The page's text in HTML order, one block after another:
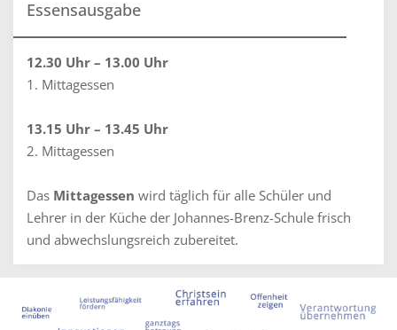
Essensausgabe
12.30 Uhr – 13.00 Uhr
1. Mittagessen
13.15 Uhr – 13.45 Uhr
2. Mittagessen
Das Mittagessen wird täglich für alle Schüler und
Lehrer in der Küche der Johannes-Brenz-Schule frisch
und abwechslungsreich zubereitet.